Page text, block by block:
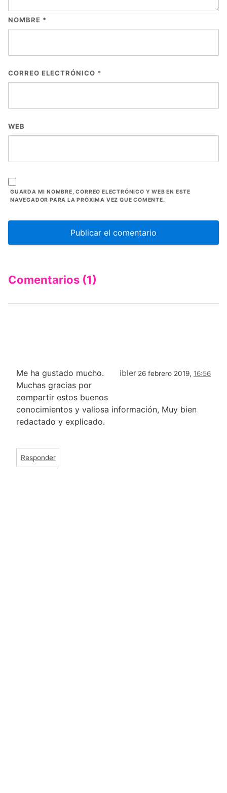
NOMBRE *
CORREO ELECTRÓNICO *
WEB
GUARDA MI NOMBRE, CORREO ELECTRÓNICO Y WEB EN ESTE
NAVEGADOR PARA LA PRÓXIMA VEZ QUE COMENTE.
Comentarios (1)
ibler 26 febrero 2019, 16:56
Me ha gustado mucho.
Muchas gracias por
compartir estos buenos
conocimientos y valiosa información, Muy bien
redactado y explicado.
Responder